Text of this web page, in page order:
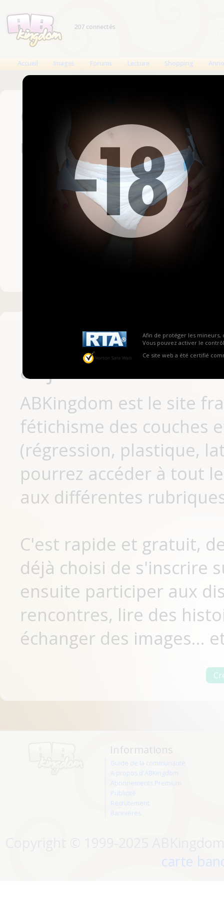
Afin de protéger les mineurs,
Vous pouvez activer le
Ce site web a été certifié
207 connectés
Accueil Images Forums Lecture Shopping
Connexion
Un compte est
Nom d'utilisateur
Mot de passe
Pas encore
aujourd'hui
ABKingdom est le site
fétichisme des couches
(régression, plastique,
pourrez accéder à tout
aux différentes
C'est rapide et gratuit,
déjà choisi de s'inscrire
ensuite participer aux
rencontres, lire des
échanger des images...
Informations
Guide de la communauté
A propos d'ABKingdom
Abonnements Premium
Publicité
Recrutement
Bannières
carte